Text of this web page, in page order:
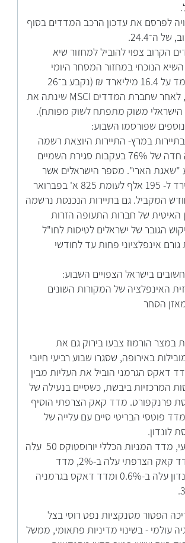
לפרסם את עדכון הרכב המדדים בסוף
ה־24.4.
הקרוב צפוי להוביל למחזור שיא
הנוכחי במחזור המסחר היומי
במניות העומד על 16.4 מיליארד ₪ (נקבע ב־26
במאי 2010, לאחר שחברת המדדים MSCI שינתה את
הישראלי משוק מתפתח לשוק מפותח).
שפורסמו השבוע:
במרץ- התיירות היוצאת רשמה
במרץ ירידה חדה של 76% בעקבות סגירת השמיים
הארי". מספר הישראלים אשר
יצאו לחו"ל ירד ל- 195 אלף לעומת 825 א' בפברואר
בחודש המקביל. גם בתיירות הנכנסת נרשמה
האיטית של חברות התעופה הזרות
הגובר של ישראלים לטיסות לחו"ל
גורם אינפלציוני פחות עד לחודשי
בישראל הצפויים השבוע:
האינפלציה של המקורות השונים
הסחר
במצר הורמוז צבעו בירוק גם את
באירופה, שסגרו שבוע רביעי חיובי
דאקס הגרמני הוביל את העליות מבין
המרכזיות ביבשת, כשסיים בנעילה של
פרנקפורט. מדד קאק הצרפתי הוסיף
2% ומדד פוטסי הבריטי סיים עם עלייה של
בסיכום שבועי, מדד המניות הכללי יורוסטוקס 50 עלה
ב-2.2%, מדד קאק הצרפתי עלה ב-2%, מדד
הפוטסי בלונדון עלה ב-0.6% ומדד דאקס בגרמניה
הפטור מסנקציות נפט רוסי בצל
עולמי - בשינוי מדיניות פתאומי, ממשל